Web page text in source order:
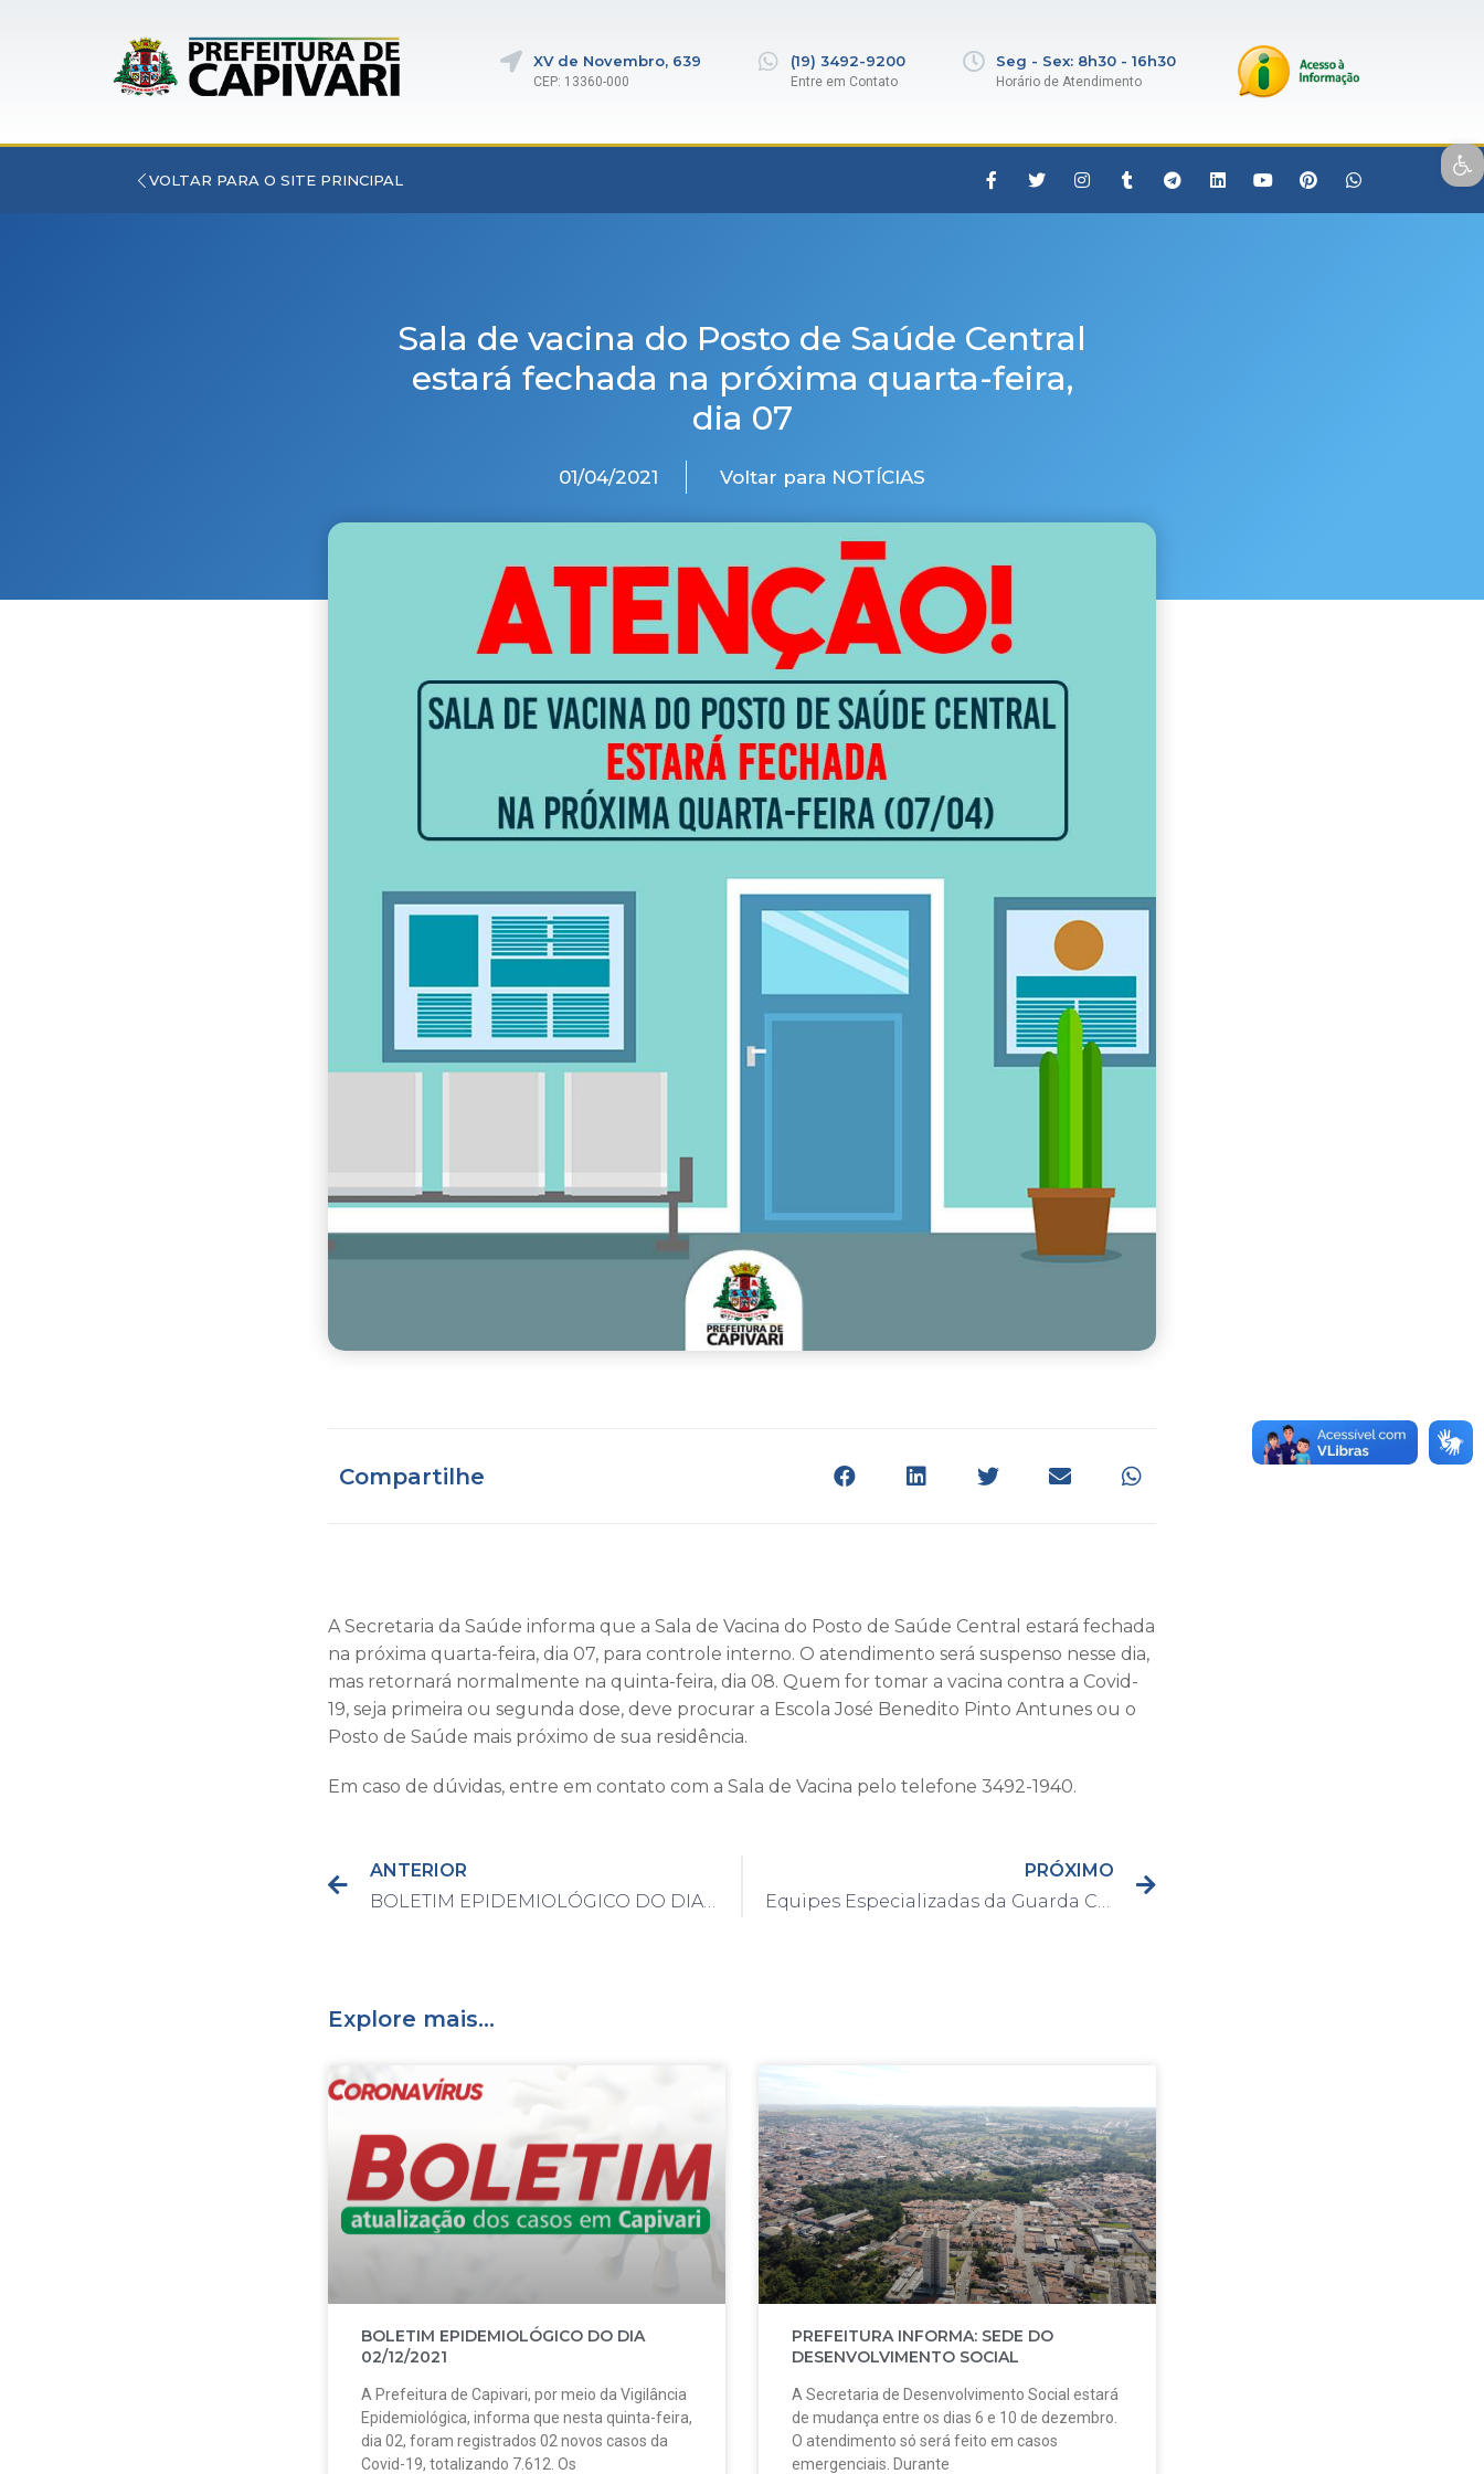
Open toolbar
XV de Novembro, 639
CEP: 13360-000
(19) 3492-9200
Entre em Contato
Seg - Sex: 8h30 - 16h30
Horário de Atendimento
VOLTAR PARA O SITE PRINCIPAL
Sala de vacina do Posto de Saúde Central
estará fechada na próxima quarta-feira,
dia 07
01/04/2021 Voltar para NOTÍCIAS
Compartilhe
A Secretaria da Saúde informa que a Sala de Vacina do Posto de Saúde Central estará fechada
na próxima quarta-feira, dia 07, para controle interno. O atendimento será suspenso nesse dia,
mas retornará normalmente na quinta-feira, dia 08. Quem for tomar a vacina contra a Covid-
19, seja primeira ou segunda dose, deve procurar a Escola José Benedito Pinto Antunes ou o
Posto de Saúde mais próximo de sua residência.
Em caso de dúvidas, entre em contato com a Sala de Vacina pelo telefone 3492-1940.
ANTERIOR
BOLETIM EPIDEMIOLÓGICO DO DIA 01/04/2021
PRÓXIMO
Equipes Especializadas da Guarda Civil de Capivari aprendem 290 porções de cocaína na Morada do Sol
Explore mais...
BOLETIM EPIDEMIOLÓGICO DO DIA
02/12/2021
A Prefeitura de Capivari, por meio da Vigilância
Epidemiológica, informa que nesta quinta-feira,
dia 02, foram registrados 02 novos casos da
Covid-19, totalizando 7.612. Os
PREFEITURA INFORMA: SEDE DO
DESENVOLVIMENTO SOCIAL
A Secretaria de Desenvolvimento Social estará
de mudança entre os dias 6 e 10 de dezembro.
O atendimento só será feito em casos
emergenciais. Durante